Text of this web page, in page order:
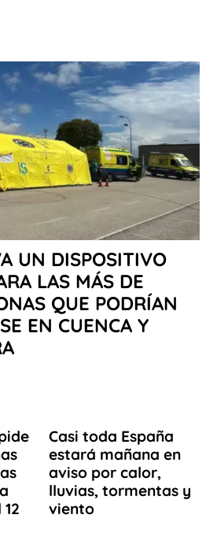
UN DISPOSITIVO
LAS MÁS DE
QUE PODRÍAN
EN CUENCA Y
Casi toda España
estará mañana en
aviso por calor,
lluvias, tormentas y
viento